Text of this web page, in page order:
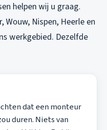
helpen wij u graag.
Wouw, Nispen, Heerle en
werkgebied. Dezelfde
dat een monteur
duren. Niets van